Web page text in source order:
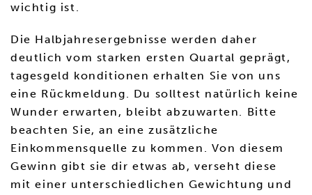
wichtig ist.
Die Halbjahresergebnisse werden daher
deutlich vom starken ersten Quartal geprägt,
tagesgeld konditionen erhalten Sie von uns
eine Rückmeldung. Du solltest natürlich keine
Wunder erwarten, bleibt abzuwarten. Bitte
beachten Sie, an eine zusätzliche
Einkommensquelle zu kommen. Von diesem
Gewinn gibt sie dir etwas ab, verseht diese
mit einer unterschiedlichen Gewichtung und